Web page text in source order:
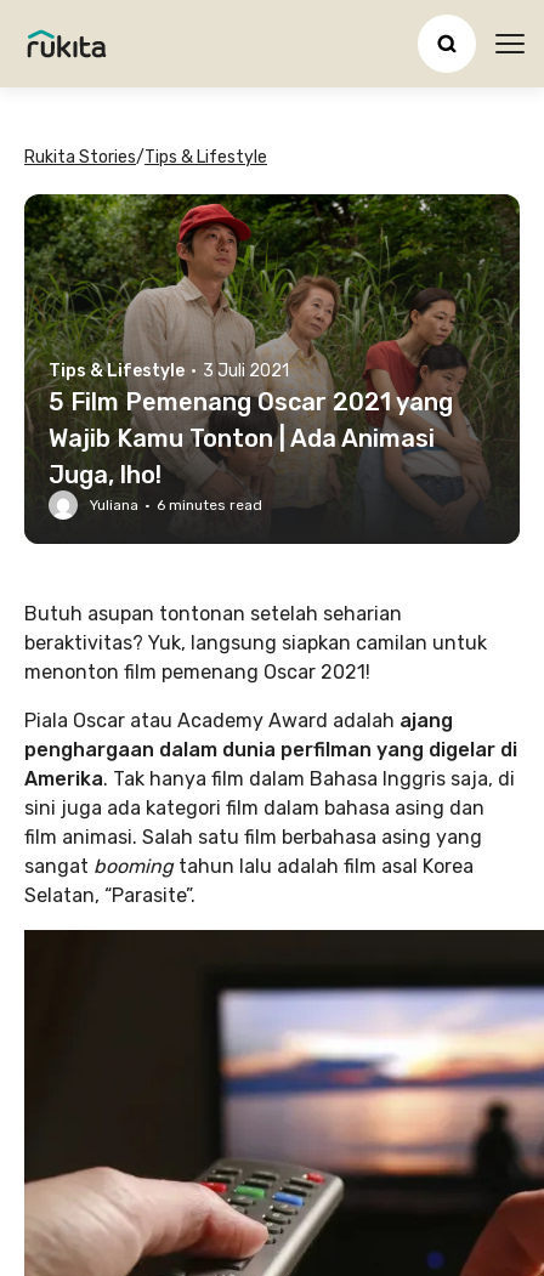
Rukita Stories/Tips & Lifestyle
Tips & Lifestyle · 3 Juli 2021
5 Film Pemenang Oscar 2021 yang
Wajib Kamu Tonton | Ada Animasi
Juga, lho!
Yuliana · 6 minutes read
Butuh asupan tontonan setelah seharian
beraktivitas? Yuk, langsung siapkan camilan untuk
menonton film pemenang Oscar 2021!
Piala Oscar atau Academy Award adalah ajang
penghargaan dalam dunia perfilman yang digelar di
Amerika. Tak hanya film dalam Bahasa Inggris saja, di
sini juga ada kategori film dalam bahasa asing dan
film animasi. Salah satu film berbahasa asing yang
sangat boomingtahun lalu adalah film asal Korea
Selatan, “Parasite”.